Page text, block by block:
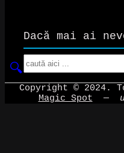
Dacă mai ai
Copyright © 2024.
Magic Spot —